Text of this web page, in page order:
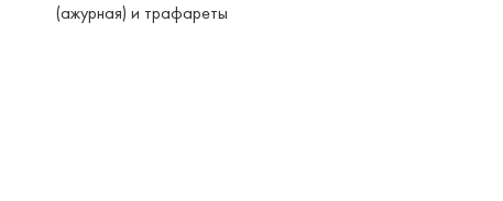
(ажурная) и трафареты